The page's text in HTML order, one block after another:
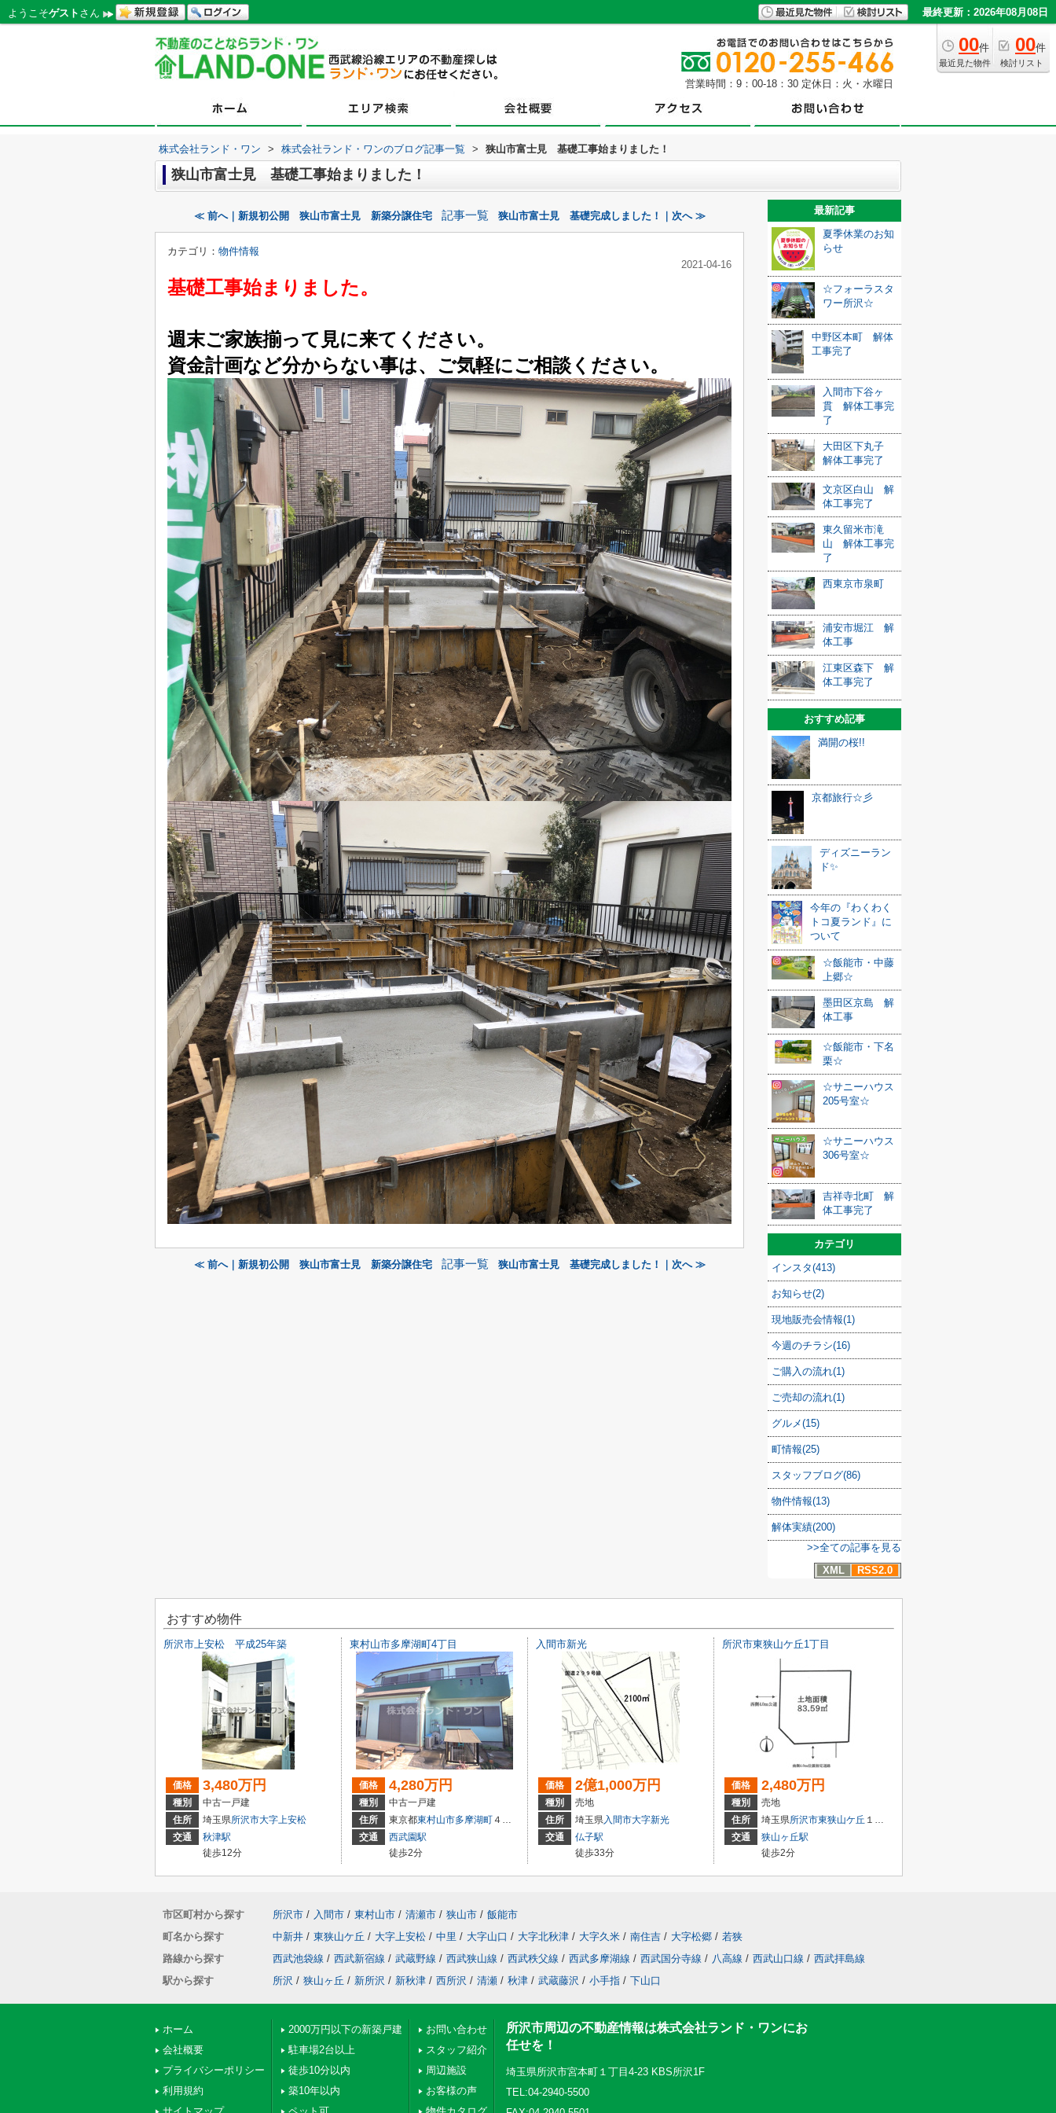
ようこそゲスト さん 最終更新：2026年08月08日
00件
最近見た物件
00件
検討リスト
営業時間：9：00-18：30 定休日：火・水曜日
株式会社ランド・ワン > 株式会社ランド・ワンのブログ記事一覧 > 狭山市富士見 基礎工事始まりました！
狭山市富士見 基礎工事始まりました！
≪ 前へ｜新規初公開 狭山市富士見 新築分譲住宅 記事一覧 狭山市富士見 基礎完成しました！｜次へ ≫
カテゴリ： 物件情報
2021-04-16
基礎工事始まりました。
週末ご家族揃って見に来てください。
資金計画など分からない事は、ご気軽にご相談ください。
≪ 前へ｜新規初公開 狭山市富士見 新築分譲住宅 記事一覧 狭山市富士見 基礎完成しました！｜次へ ≫
最新記事
夏季休業のお知
らせ
☆フォーラスタ
ワー所沢☆
中野区本町 解体
工事完了
入間市下谷ヶ
貫 解体工事完
了
大田区下丸子
解体工事完了
文京区白山 解
体工事完了
東久留米市滝
山 解体工事完
了
西東京市泉町
浦安市堀江 解
体工事
江東区森下 解
体工事完了
おすすめ記事
満開の桜!!
京都旅行☆彡
ディズニーラン
ド✨
今年の『わくわく
トコ夏ランド』に
ついて
☆飯能市・中藤
上郷☆
墨田区京島 解
体工事
☆飯能市・下名
栗☆
☆サニーハウス
205号室☆
☆サニーハウス
306号室☆
吉祥寺北町 解
体工事完了
カテゴリ
インスタ(413)
お知らせ(2)
現地販売会情報(1)
今週のチラシ(16)
ご購入の流れ(1)
ご売却の流れ(1)
グルメ(15)
町情報(25)
スタッフブログ(86)
物件情報(13)
解体実績(200)
>>全ての記事を見る
XML
RSS2.0
おすすめ物件
所沢市上安松 平成25年築
価格 3,480万円
種別
中古一戸建
住所
埼玉県所沢市大字上安松
交通
秋津駅
徒歩12分
東村山市多摩湖町4丁目
価格 4,280万円
種別
中古一戸建
住所
東京都東村山市多摩湖町４丁目
交通
西武園駅
徒歩2分
入間市新光
価格 2億1,000万円
種別
売地
住所
埼玉県入間市大字新光
交通
仏子駅
徒歩33分
所沢市東狭山ケ丘1丁目
価格 2,480万円
種別
売地
住所
埼玉県所沢市東狭山ケ丘 １丁目
交通
狭山ヶ丘駅
徒歩2分
市区町村から探す 所沢市 / 入間市 / 東村山市 / 清瀬市 / 狭山市 / 飯能市
町名から探す
中新井 / 東狭山ケ丘 / 大字上安松 / 中里 / 大字山口 / 大字北秋津 / 大字久米 / 南住吉 / 大字松郷 / 若狭
路線から探す
西武池袋線 / 西武新宿線 / 武蔵野線 / 西武狭山線 / 西武秩父線 / 西武多摩湖線 / 西武国分寺線 / 八高線 / 西武山口線 / 西武拝島線
駅から探す
所沢 / 狭山ヶ丘 / 新所沢 / 新秋津 / 西所沢 / 清瀬 / 秋津 / 武蔵藤沢 / 小手指 / 下山口
ホーム
会社概要
プライバシーポリシー
利用規約
2000万円以下の新築戸建
駐車場2台以上
徒歩10分以内
築10年以内
お問い合わせ
スタッフ紹介
周辺施設
お客様の声
所沢市周辺の不動産情報は株式会社ランド・ワンにお
任せを！
埼玉県所沢市宮本町１丁目4-23 KBS所沢1F
TEL:04-2940-5500